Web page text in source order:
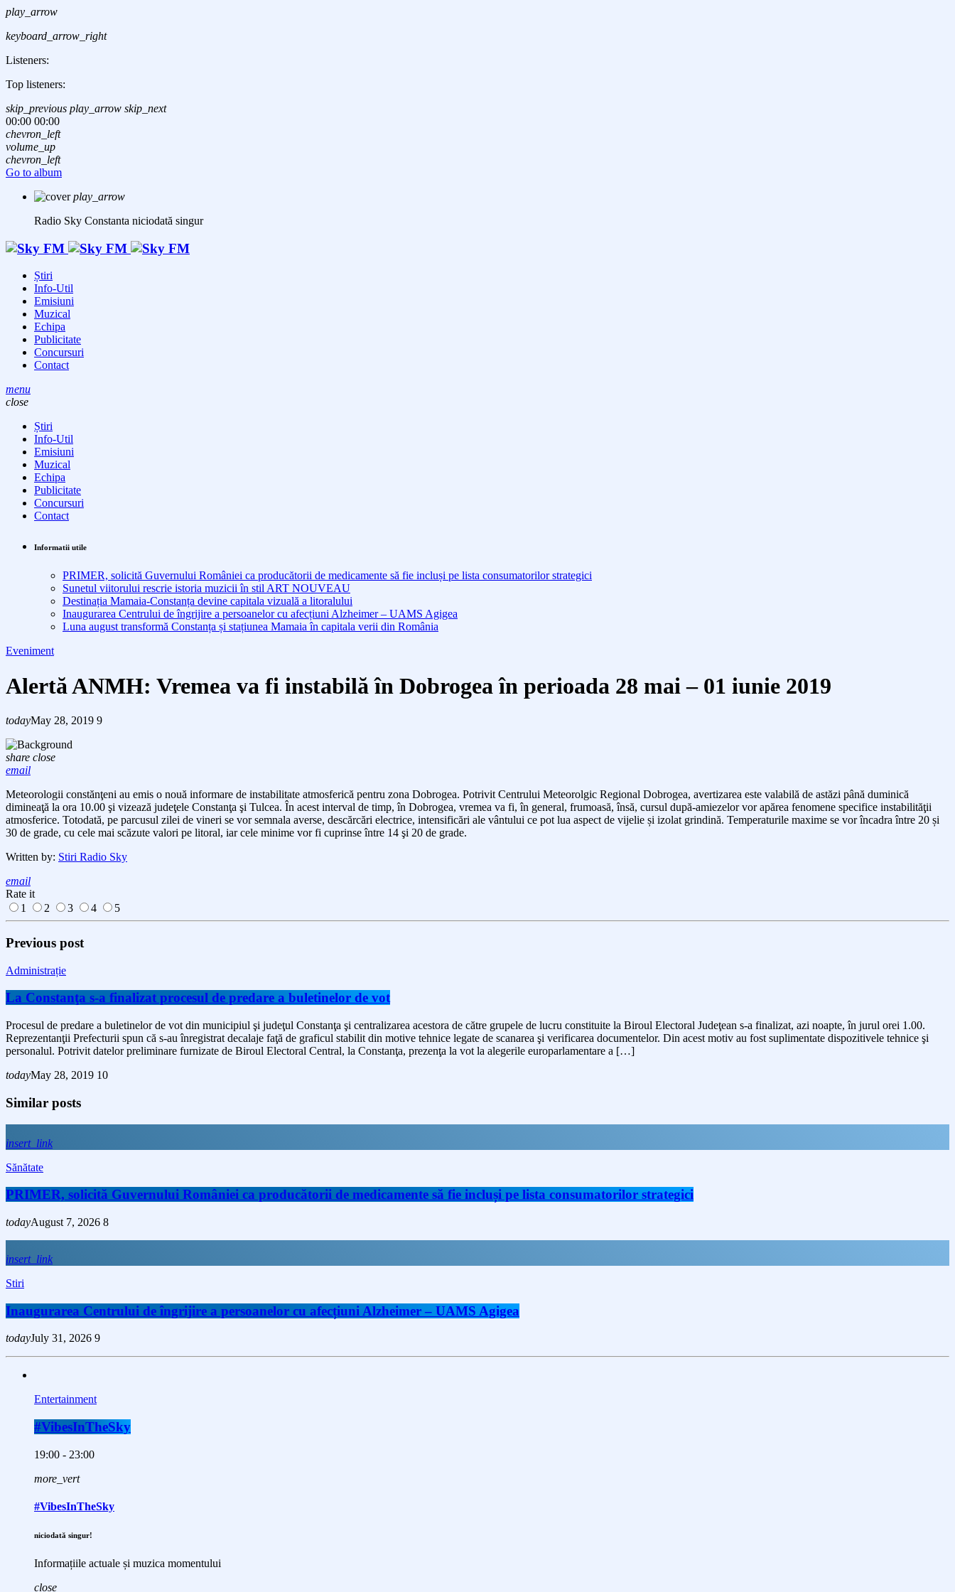
play_arrow
keyboard_arrow_right
Listeners:
Top listeners:
skip_previous play_arrow skip_next
00:00 00:00
chevron_left
volume_up
chevron_left
Go to album
play_arrow
Radio Sky Constanta niciodată singur
Știri
Info-Util
Emisiuni
Muzical
Echipa
Publicitate
Concursuri
Contact
menu
close
Știri
Info-Util
Emisiuni
Muzical
Echipa
Publicitate
Concursuri
Contact
Informatii utile
PRIMER, solicită Guvernului României ca producătorii de medicamente să fie incluși pe lista consumatorilor strategici
Sunetul viitorului rescrie istoria muzicii în stil ART NOUVEAU
Destinația Mamaia-Constanța devine capitala vizuală a litoralului
Inaugurarea Centrului de îngrijire a persoanelor cu afecțiuni Alzheimer – UAMS Agigea
Luna august transformă Constanța și stațiunea Mamaia în capitala verii din România
Eveniment
Alertă ANMH: Vremea va fi instabilă în Dobrogea în perioada 28 mai – 01 iunie 2019
todayMay 28, 2019 9
share close
email
Meteorologii constănţeni au emis o nouă informare de instabilitate atmosferică pentru zona Dobrogea. Potrivit Centrului Meteorolgic Regional Dobrogea, avertizarea este valabilă de astăzi până duminică
dimineaţă la ora 10.00 şi vizează judeţele Constanţa şi Tulcea. În acest interval de timp, în Dobrogea, vremea va fi, în general, frumoasă, însă, cursul după-amiezelor vor apărea fenomene specifice instabilităţii
atmosferice. Totodată, pe parcusul zilei de vineri se vor semnala averse, descărcări electrice, intensificări ale vântului ce pot lua aspect de vijelie și izolat grindină. Temperaturile maxime se vor încadra între 20 și
30 de grade, cu cele mai scăzute valori pe litoral, iar cele minime vor fi cuprinse între 14 şi 20 de grade.
Written by: Stiri Radio Sky
email
Rate it
1
2 3 4 5
Previous post
Administrație
La Constanţa s-a finalizat procesul de predare a buletinelor de vot
Procesul de predare a buletinelor de vot din municipiul şi judeţul Constanţa şi centralizarea acestora de către grupele de lucru constituite la Biroul Electoral Judeţean s-a finalizat, azi noapte, în jurul orei 1.00.
Reprezentanţii Prefecturii spun că s-au înregistrat decalaje faţă de graficul stabilit din motive tehnice legate de scanarea şi verificarea documentelor. Din acest motiv au fost suplimentate dispozitivele tehnice şi
personalul. Potrivit datelor preliminare furnizate de Biroul Electoral Central, la Constanţa, prezenţa la vot la alegerile europarlamentare a […]
todayMay 28, 2019 10
Similar posts
insert_link
Sănătate
PRIMER, solicită Guvernului României ca producătorii de medicamente să fie incluși pe lista consumatorilor strategici
todayAugust 7, 2026 8
insert_link
Stiri
Inaugurarea Centrului de îngrijire a persoanelor cu afecțiuni Alzheimer – UAMS Agigea
todayJuly 31, 2026 9
Entertainment
#VibesInTheSky
19:00 - 23:00
more_vert
#VibesInTheSky
niciodată singur!
Informațiile actuale și muzica momentului
close